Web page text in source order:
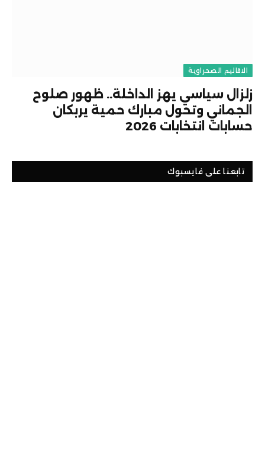
الاقاليم الصحراوية
زلزال سياسي يهز الداخلة.. ظهور صلوح
الجماني وتحول مبارك حمية يربكان
حسابات انتخابات 2026
تابعنا على فايسبوك